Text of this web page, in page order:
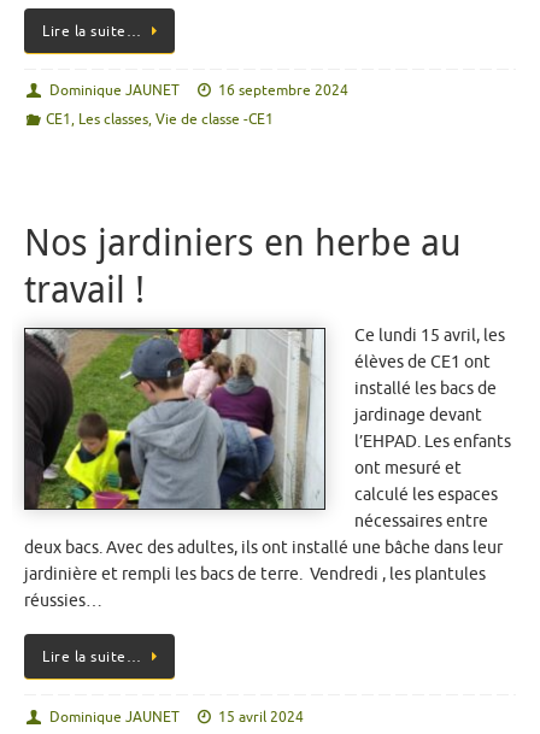
Lire la suite…
Dominique JAUNET
16 septembre 2024
CE1, Les classes,Vie de classe -CE1
Nos jardiniers en herbe au
travail !
Ce lundi 15 avril, les
élèves de CE1 ont
installé les bacs de
jardinage devant
l’EHPAD. Les enfants
ont mesuré et
calculé les espaces
nécessaires entre
deux bacs. Avec des adultes, ils ont installé une bâche dans leur
jardinière et rempli les bacs de terre. Vendredi , les plantules
réussies…
Lire la suite…
Dominique JAUNET 15 avril 2024